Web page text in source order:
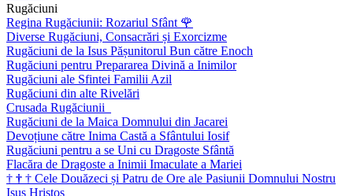
Rugăciuni
Regina Rugăciunii: Rozariul Sfânt 🌹
Diverse Rugăciuni, Consacrări și Exorcizme
Rugăciuni de la Isus Pășunitorul Bun către Enoch
Rugăciuni pentru Prepararea Divină a Inimilor
Rugăciuni ale Sfintei Familii Azil
Rugăciuni din alte Rivelări
Crusada Rugăciunii
Rugăciuni de la Maica Domnului din Jacarei
Devoțiune către Inima Castă a Sfântului Iosif
Rugăciuni pentru a se Uni cu Dragoste Sfântă
Flacăra de Dragoste a Inimii Imaculate a Mariei
† † † Cele Douăzeci și Patru de Ore ale Pasiunii Domnului Nostru
Isus Hristos